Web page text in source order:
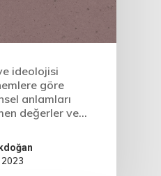
ideolojisi
göre
anlamları
değerler ve…